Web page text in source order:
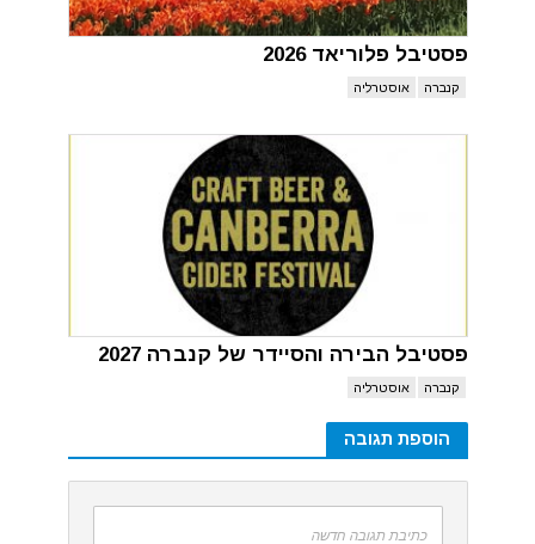
פסטיבל פלוריאד 2026
קנברה אוסטרליה
פסטיבל הבירה והסיידר של קנברה 2027
קנברה אוסטרליה
הוספת תגובה
כתיבת תגובה חדשה